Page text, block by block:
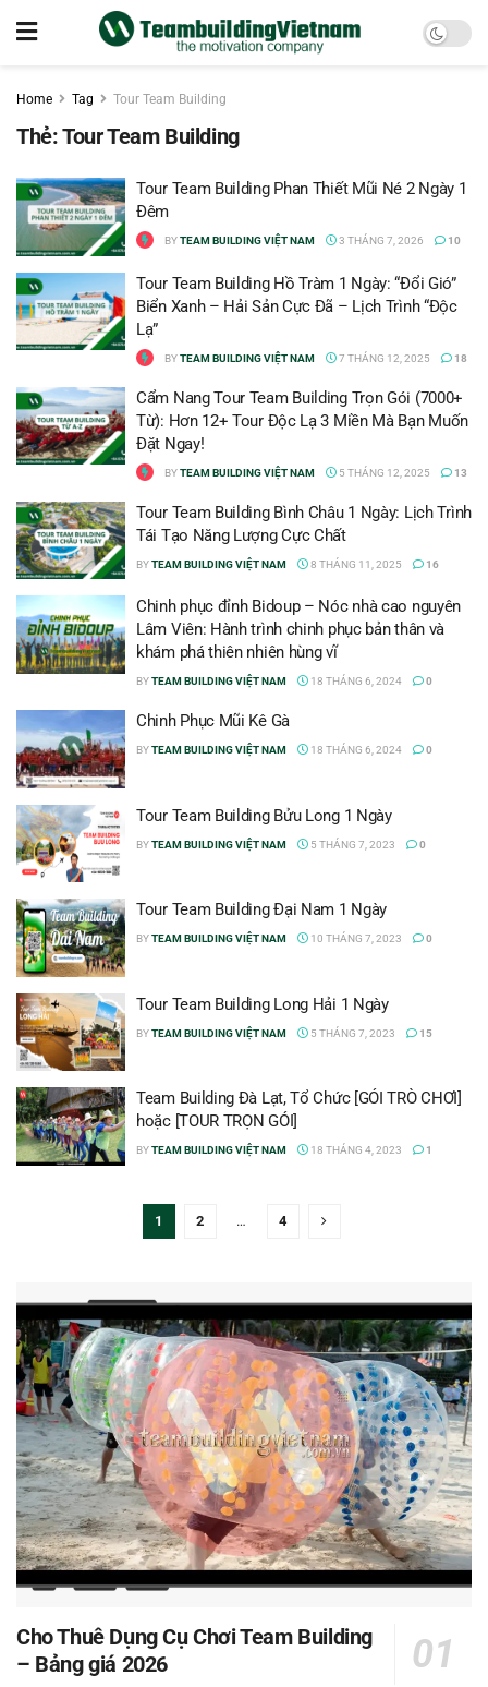
Home Tag Tour Team Building
Thẻ:Tour Team Building
Tour Team Building Phan Thiết Mũi Né 2 Ngày 1
Đêm
BYTEAM BUILDING VIỆT NAM 3 THÁNG 7, 2026 10
Tour Team Building Hồ Tràm 1 Ngày: “Đổi Gió”
Biển Xanh – Hải Sản Cực Đã – Lịch Trình “Độc
Lạ”
BYTEAM BUILDING VIỆT NAM 7 THÁNG 12, 2025 18
Cẩm Nang Tour Team Building Trọn Gói (7000+
Từ): Hơn 12+ Tour Độc Lạ 3 Miền Mà Bạn Muốn
Đặt Ngay!
BYTEAM BUILDING VIỆT NAM 5 THÁNG 12, 2025 13
Tour Team Building Bình Châu 1 Ngày: Lịch Trình
Tái Tạo Năng Lượng Cực Chất
BYTEAM BUILDING VIỆT NAM 8 THÁNG 11, 2025 16
Chinh phục đỉnh Bidoup – Nóc nhà cao nguyên
Lâm Viên: Hành trình chinh phục bản thân và
khám phá thiên nhiên hùng vĩ
BYTEAM BUILDING VIỆT NAM 18 THÁNG 6, 2024 0
Chinh Phục Mũi Kê Gà
BYTEAM BUILDING VIỆT NAM 18 THÁNG 6, 2024 0
Tour Team Building Bửu Long 1 Ngày
BYTEAM BUILDING VIỆT NAM 5 THÁNG 7, 2023 0
Tour Team Building Đại Nam 1 Ngày
BYTEAM BUILDING VIỆT NAM 10 THÁNG 7, 2023 0
Tour Team Building Long Hải 1 Ngày
BYTEAM BUILDING VIỆT NAM 5 THÁNG 7, 2023 15
Team Building Đà Lạt, Tổ Chức [GÓI TRÒ CHƠI]
hoặc [TOUR TRỌN GÓI]
BYTEAM BUILDING VIỆT NAM 18 THÁNG 4, 2023 1
1 2 … 4
Cho Thuê Dụng Cụ Chơi Team Building
– Bảng giá 2026